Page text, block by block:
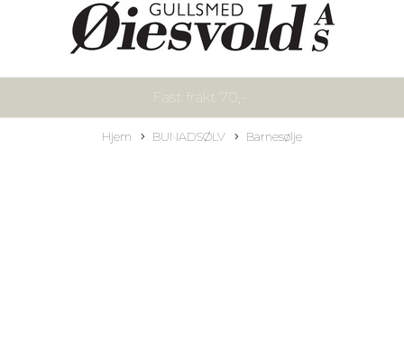
Fast frakt 70,-
Hjem BUNADSØLV Barnesølje